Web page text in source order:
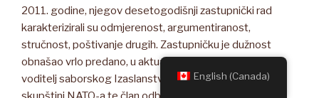
2011. godine, njegov desetogodišnji zastupnički rad
karakterizirali su odmjerenost, argumentiranost,
stručnost, poštivanje drugih. Zastupničku je dužnost
obnašao vrlo predano, u aktualnom sazivu Sabora bio je
voditelj saborskog Izaslanstva u Parlamentranoj
English (Canada)